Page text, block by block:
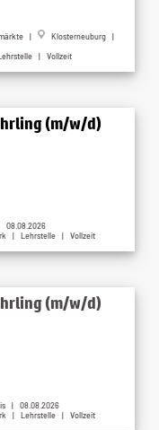
|
Klosterneuburg |
| Vollzeit
(m/w/d)
| Lehrstelle | Vollzeit
(m/w/d)
| 08.08.2026
| Lehrstelle | Vollzeit